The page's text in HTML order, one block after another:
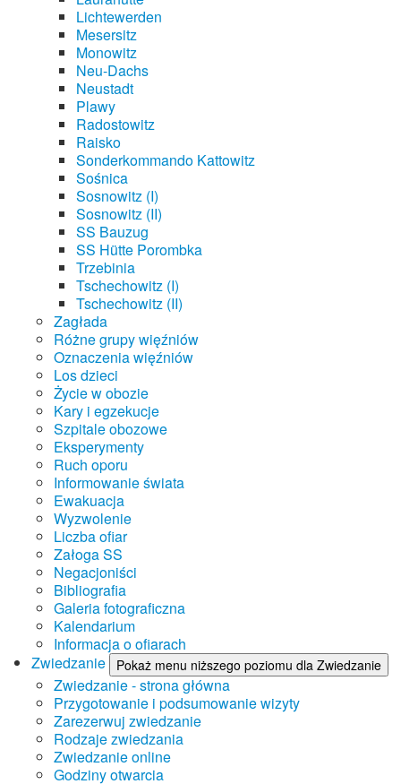
Lichtewerden
Mesersitz
Monowitz
Neu-Dachs
Neustadt
Plawy
Radostowitz
Raisko
Sonderkommando Kattowitz
Sośnica
Sosnowitz (I)
Sosnowitz (II)
SS Bauzug
SS Hütte Porombka
Trzebinia
Tschechowitz (I)
Tschechowitz (II)
Zagłada
Różne grupy więźniów
Oznaczenia więźniów
Los dzieci
Życie w obozie
Kary i egzekucje
Szpitale obozowe
Eksperymenty
Ruch oporu
Informowanie świata
Ewakuacja
Wyzwolenie
Liczba ofiar
Załoga SS
Negacjoniści
Bibliografia
Galeria fotograficzna
Kalendarium
Informacja o ofiarach
Zwiedzanie
Pokaż menu niższego poziomu dla Zwiedzanie
Zwiedzanie - strona główna
Przygotowanie i podsumowanie wizyty
Zarezerwuj zwiedzanie
Rodzaje zwiedzania
Zwiedzanie online
Godziny otwarcia